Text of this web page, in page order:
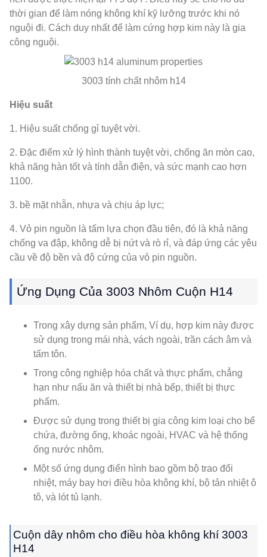
thời gian để làm nóng không khí kỹ lưỡng trước khi nó
nguội đi. Cách duy nhất để làm cứng hợp kim này là gia
công nguội.
3003 tính chất nhôm h14
Hiệu suất
1. Hiệu suất chống gỉ tuyệt vời.
2. Đặc điểm xử lý hình thành tuyệt vời, chống ăn mòn cao,
khả năng hàn tốt và tính dẫn điện, và sức mạnh cao hơn
1100.
3. bề mặt nhẵn, nhựa và chịu áp lực;
4. Vỏ pin nguồn là tấm lựa chọn đầu tiên, đó là khả năng
chống va đập, không dễ bị nứt và rò rỉ, và đáp ứng các yêu
cầu về độ bền và độ cứng của vỏ pin nguồn.
Ứng Dụng Của 3003 Nhôm Cuộn H14
Trong xây dựng sản phẩm, Ví dụ, hợp kim này được
sử dụng trong mái nhà, vách ngoài, trần cách âm và
tấm tôn.
Trong công nghiệp hóa chất và thực phẩm, chẳng
hạn như nấu ăn và thiết bị nhà bếp, thiết bị thực
phẩm.
Được sử dụng trong thiết bị gia công kim loại cho bể
chứa, đường ống, khoác ngoài, HVAC và hệ thống
ống nước nhôm.
Một số ứng dụng điển hình bao gồm bộ trao đổi
nhiệt, máy bay hơi điều hòa không khí, bộ tản nhiệt ô
tô, và lót tủ lạnh.
Cuộn dây nhôm cho điều hòa không khí 3003
H14